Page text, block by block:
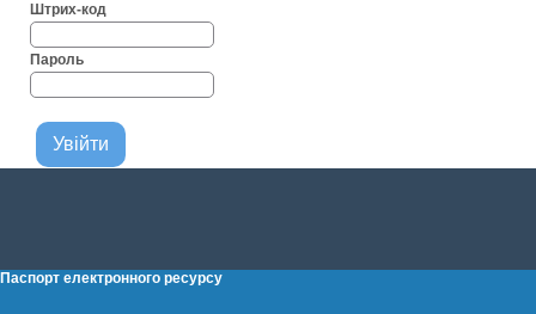
Штрих-код
Пароль
Паспорт електронного ресурсу